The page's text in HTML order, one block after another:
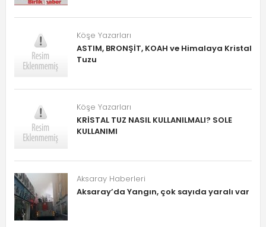
Köşe Yazarları
ASTIM, BRONŞİT, KOAH ve Himalaya Kristal
Tuzu
Köşe Yazarları
KRİSTAL TUZ NASIL KULLANILMALI? SOLE
KULLANIMI
Aksaray Haberleri
Aksaray’da Yangın, çok sayıda yaralı var